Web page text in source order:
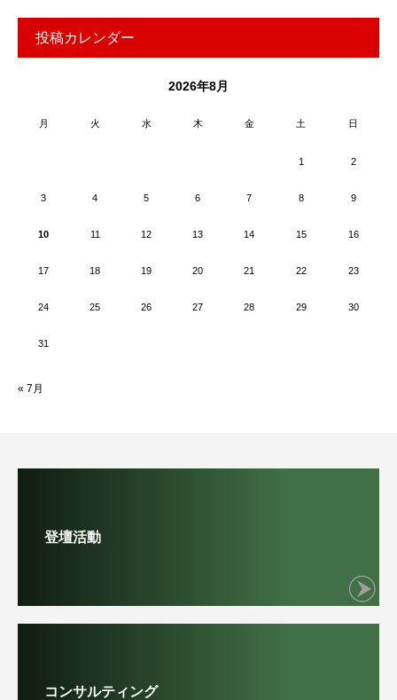
投稿カレンダー
2026年8月
月 火 水 木 金 土 日
1 2
3 4 5 6 7 8 9
10 11 12 13 14 15 16
17 18 19 20 21 22 23
24 25 26 27 28 29 30
31
« 7月
登壇活動
コンサルティング